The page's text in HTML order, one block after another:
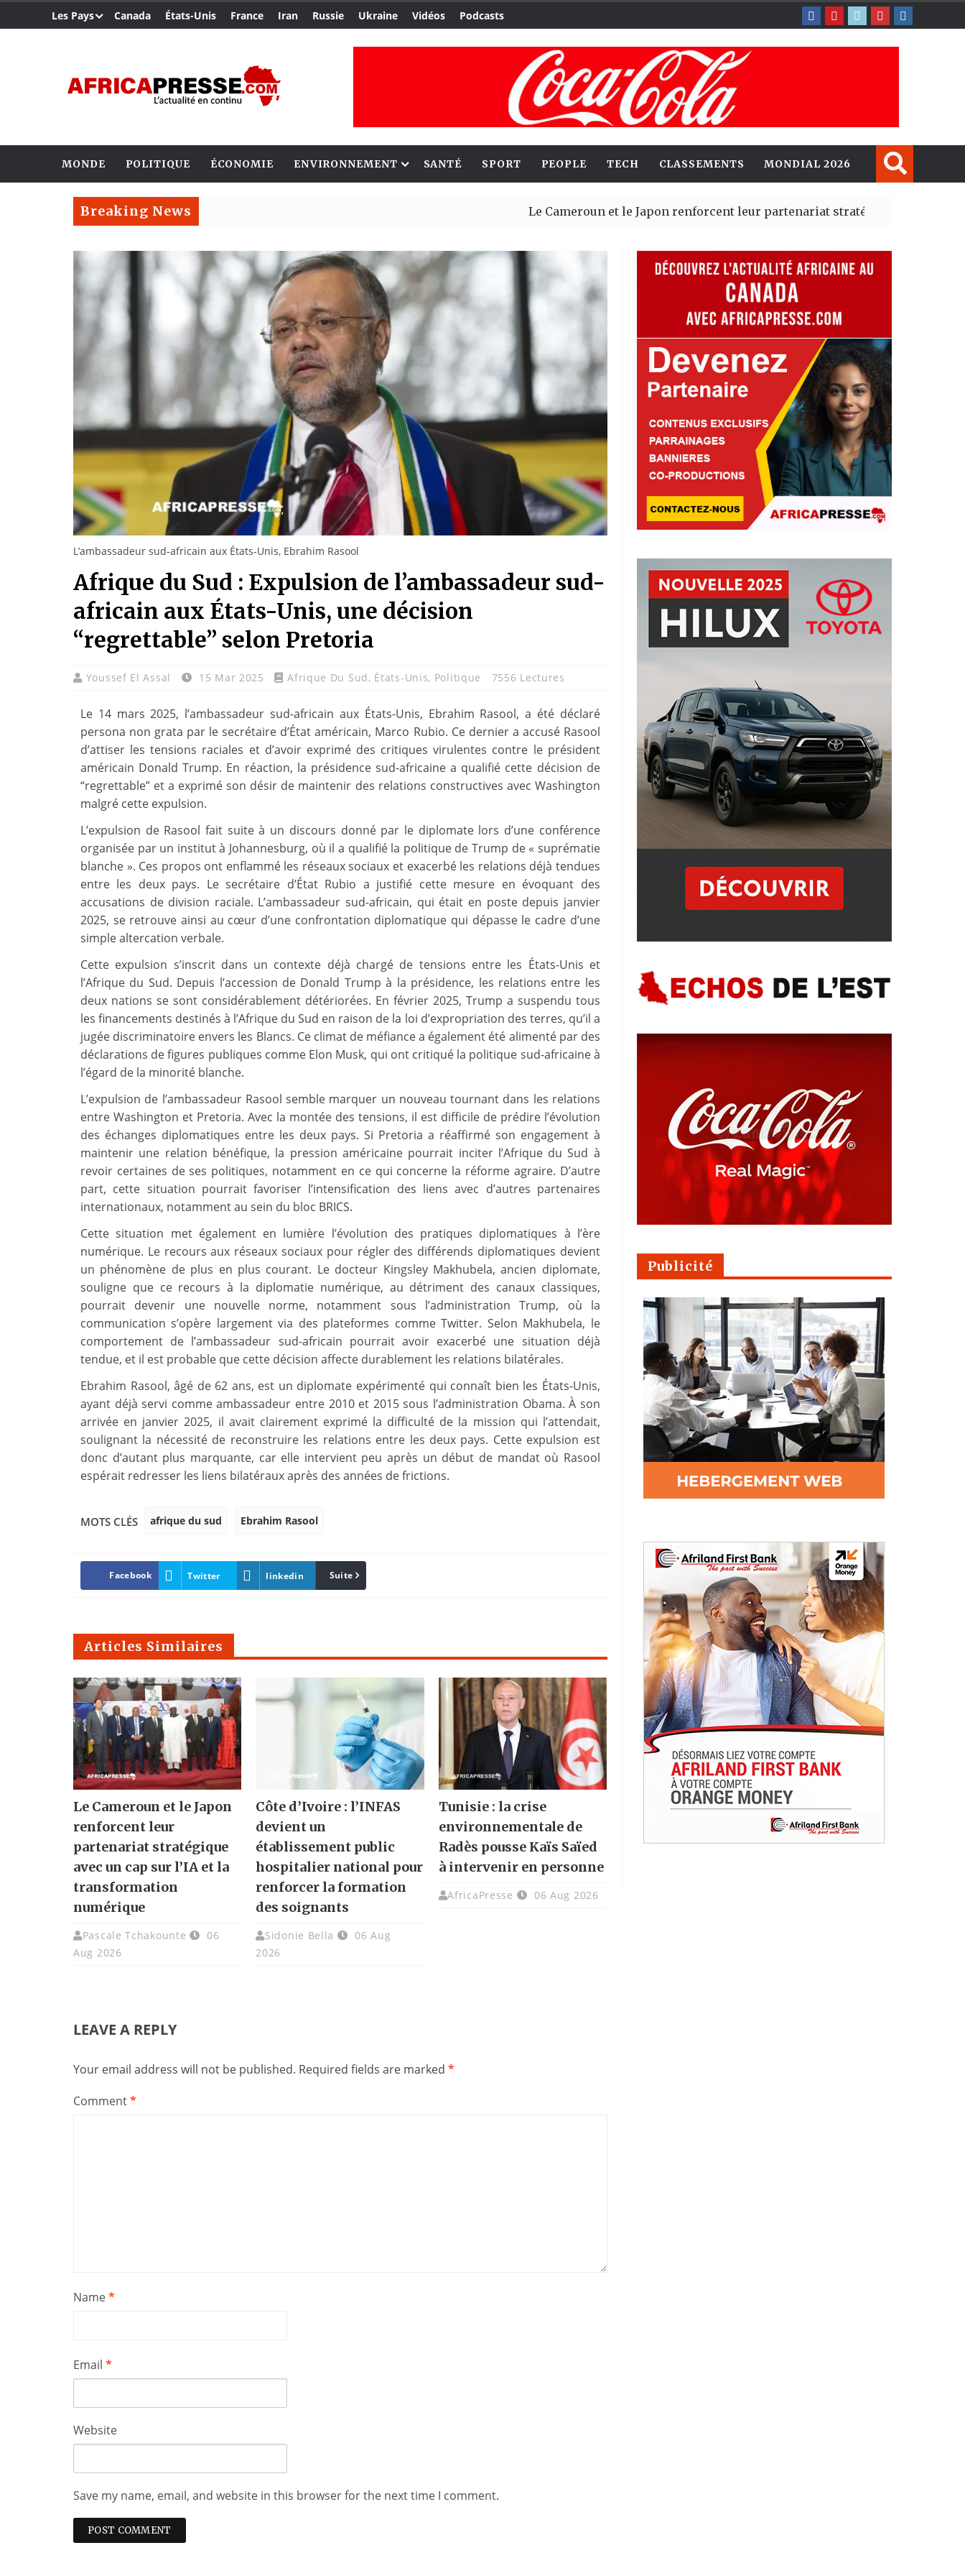
Les Pays Canada États-Unis France Iran Russie Ukraine Vidéos Podcasts
MONDE POLITIQUE ÉCONOMIE ENVIRONNEMENT SANTÉ SPORT PEOPLE TECH CLASSEMENTS MONDIAL 2026
Breaking News Le Cameroun et le Japon renforcent leur partenariat stratégique avec un cap sur
L’ambassadeur sud-africain aux États-Unis, Ebrahim Rasool
Afrique du Sud : Expulsion de l’ambassadeur sud-
africain aux États-Unis, une décision
“regrettable” selon Pretoria
Youssef El Assal 15 Mar 2025 Afrique Du Sud, États-Unis, Politique 7556 Lectures
Le 14 mars 2025, l’ambassadeur sud-africain aux États-Unis, Ebrahim Rasool, a été déclaré
persona non grata par le secrétaire d’État américain, Marco Rubio. Ce dernier a accusé Rasool
d’attiser les tensions raciales et d’avoir exprimé des critiques virulentes contre le président
américain Donald Trump. En réaction, la présidence sud-africaine a qualifié cette décision de
“regrettable” et a exprimé son désir de maintenir des relations constructives avec Washington
malgré cette expulsion.
L’expulsion de Rasool fait suite à un discours donné par le diplomate lors d’une conférence
organisée par un institut à Johannesburg, où il a qualifié la politique de Trump de « suprématie
blanche ». Ces propos ont enflammé les réseaux sociaux et exacerbé les relations déjà tendues
entre les deux pays. Le secrétaire d’État Rubio a justifié cette mesure en évoquant des
accusations de division raciale. L’ambassadeur sud-africain, qui était en poste depuis janvier
2025, se retrouve ainsi au cœur d’une confrontation diplomatique qui dépasse le cadre d’une
simple altercation verbale.
Cette expulsion s’inscrit dans un contexte déjà chargé de tensions entre les États-Unis et
l’Afrique du Sud. Depuis l’accession de Donald Trump à la présidence, les relations entre les
deux nations se sont considérablement détériorées. En février 2025, Trump a suspendu tous
les financements destinés à l’Afrique du Sud en raison de la loi d’expropriation des terres, qu’il a
jugée discriminatoire envers les Blancs. Ce climat de méfiance a également été alimenté par des
déclarations de figures publiques comme Elon Musk, qui ont critiqué la politique sud-africaine à
l’égard de la minorité blanche.
L’expulsion de l’ambassadeur Rasool semble marquer un nouveau tournant dans les relations
entre Washington et Pretoria. Avec la montée des tensions, il est difficile de prédire l’évolution
des échanges diplomatiques entre les deux pays. Si Pretoria a réaffirmé son engagement à
maintenir une relation bénéfique, la pression américaine pourrait inciter l’Afrique du Sud à
revoir certaines de ses politiques, notamment en ce qui concerne la réforme agraire. D’autre
part, cette situation pourrait favoriser l’intensification des liens avec d’autres partenaires
internationaux, notamment au sein du bloc BRICS.
Cette situation met également en lumière l’évolution des pratiques diplomatiques à l’ère
numérique. Le recours aux réseaux sociaux pour régler des différends diplomatiques devient
un phénomène de plus en plus courant. Le docteur Kingsley Makhubela, ancien diplomate,
souligne que ce recours à la diplomatie numérique, au détriment des canaux classiques,
pourrait devenir une nouvelle norme, notamment sous l’administration Trump, où la
communication s’opère largement via des plateformes comme Twitter. Selon Makhubela, le
comportement de l’ambassadeur sud-africain pourrait avoir exacerbé une situation déjà
tendue, et il est probable que cette décision affecte durablement les relations bilatérales.
Ebrahim Rasool, âgé de 62 ans, est un diplomate expérimenté qui connaît bien les États-Unis,
ayant déjà servi comme ambassadeur entre 2010 et 2015 sous l’administration Obama. À son
arrivée en janvier 2025, il avait clairement exprimé la difficulté de la mission qui l’attendait,
soulignant la nécessité de reconstruire les relations entre les deux pays. Cette expulsion est
donc d’autant plus marquante, car elle intervient peu après un début de mandat où Rasool
espérait redresser les liens bilatéraux après des années de frictions.
MOTS CLÉS afrique du sud Ebrahim Rasool
Facebook Twitter linkedin Pinterest
Suite
Articles Similaires
Le Cameroun et le Japon
renforcent leur
partenariat stratégique
avec un cap sur l’IA et la
transformation
numérique
Pascale Tchakounte
06
Aug 2026
Côte d’Ivoire : l’INFAS
devient un
établissement public
hospitalier national pour
renforcer la formation
des soignants
Sidonie Bella
06 Aug
2026
Tunisie : la crise
environnementale de
Radès pousse Kaïs Saïed
à intervenir en personne
AfricaPresse 06 Aug 2026
LEAVE A REPLY
Your email address will not be published. Required fields are marked *
Comment*
Name*
Email *
Website
Save my name, email, and website in this browser for the next time I comment.
Publicité